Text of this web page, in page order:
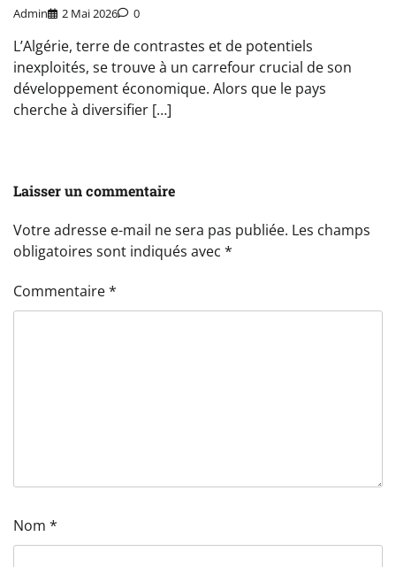
Admin 2 Mai 2026 0
L’Algérie, terre de contrastes et de potentiels
inexploités, se trouve à un carrefour crucial de son
développement économique. Alors que le pays
cherche à diversifier […]
Laisser un commentaire
Votre adresse e-mail ne sera pas publiée. Les champs
obligatoires sont indiqués avec *
Commentaire*
Nom *